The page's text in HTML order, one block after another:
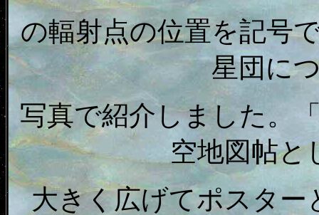
の輻射点の位置を記号
星団に
写真で紹介しました。
空地図帖と
大きく広げてポスタ